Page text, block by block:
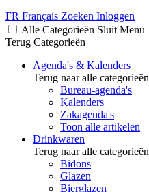
FR Français Zoeken Inloggen
Alle Categorieën Sluit Menu
Terug Categorieën
Agenda's & Kalenders
Terug naar alle categorieën
Bureau-agenda's
Kalenders
Zakagenda's
Toon alle artikelen
Drinkwaren
Terug naar alle categorieën
Bidons
Glazen
Bierglazen